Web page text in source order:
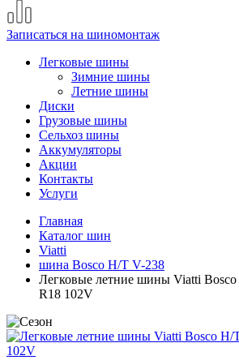
Записаться на шиномонтаж
Легковые шины
Зимние шины
Летние шины
Диски
Грузовые шины
Сельхоз шины
Аккумуляторы
Акции
Контакты
Услуги
Главная
Каталог шин
Viatti
шина Bosco H/T V-238
Легковые летние шины Viatti
R18 102V